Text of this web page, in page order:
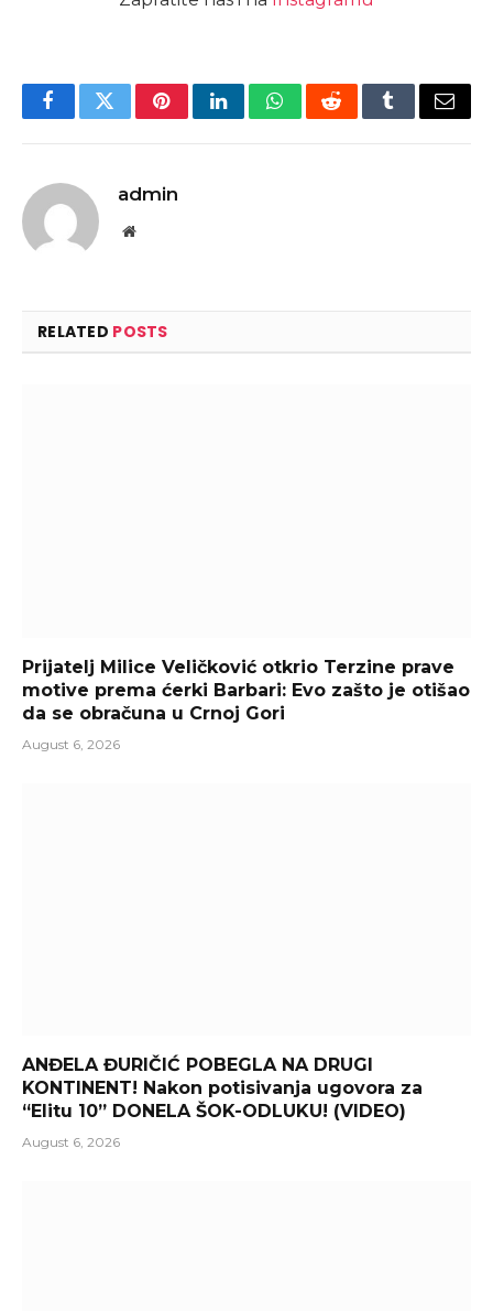
FacebookTwitterPinterestLinkedInWhatsAppRedditTumblrEmail
admin
Website
RELATED POSTS
Prijatelj Milice Veličković otkrio Terzine prave
motive prema ćerki Barbari: Evo zašto je otišao
da se obračuna u Crnoj Gori
August 6, 2026
ANĐELA ĐURIČIĆ POBEGLA NA DRUGI
KONTINENT! Nakon potisivanja ugovora za
“Elitu 10” DONELA ŠOK-ODLUKU! (VIDEO)
August 6, 2026